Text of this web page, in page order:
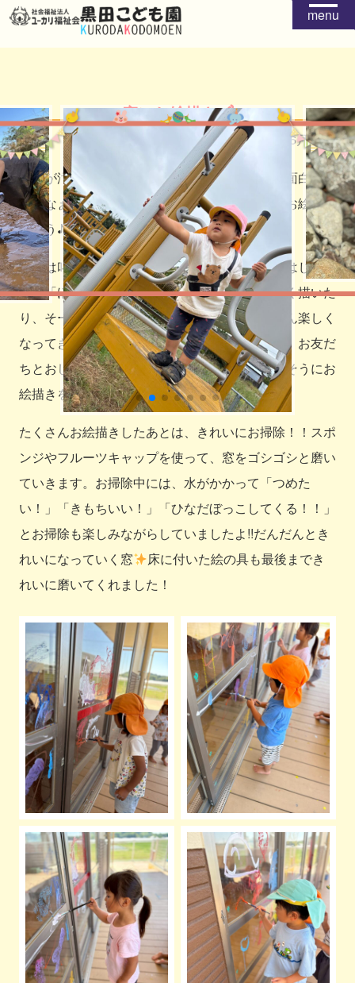
menu
窓にお絵描き🖍
2025年06月04日
「窓が汚れてるねー」とお掃除するだけでは、面白くな
いかなぁと・・・。「じゃあ、お掃除する前にお絵描き
しよう♪」とお絵描きスタート！！
普段は叱られてしまいそうな窓へのお絵描き。はじめ
は、「ほんとにいいの？」というように、小さく描いた
り、そーっと描いている様子でしたが、だんだん楽しく
なってきた子どもたち！ 大きな絵を描いたり、お友だ
ちとおしゃべりしながら描いたりととても楽しそうにお
絵描きをしていました☺
たくさんお絵描きしたあとは、きれいにお掃除！！スポ
ンジやフルーツキャップを使って、窓をゴシゴシと磨い
ていきます。お掃除中には、水がかかって「つめた
い！」「きもちいい！」「ひなだぼっこしてくる！！」
とお掃除も楽しみながらしていましたよ!!だんだんとき
れいになっていく窓
床に付いた絵の具も最後までき
れいに磨いてくれました！